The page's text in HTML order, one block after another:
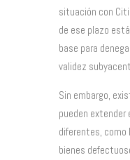
situación con
de ese plazo
base para
validez
Sin embargo,
pueden
diferentes, como
bienes